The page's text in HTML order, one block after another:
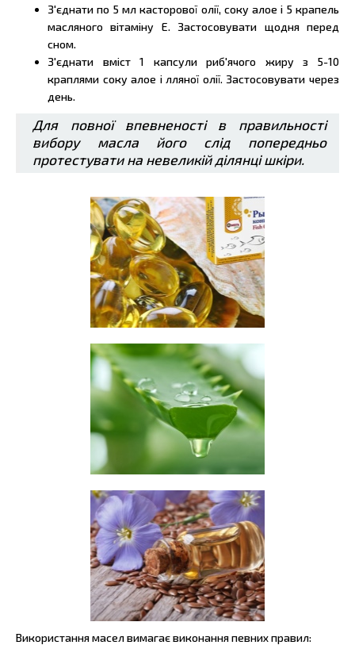
З'єднати по 5 мл касторової олії, соку алое і 5 крапель
масляного вітаміну Е. Застосовувати щодня перед
сном.
З'єднати вміст 1 капсули риб'ячого жиру з 5-10
краплями соку алое і лляної олії. Застосовувати через
день.
Для повної впевненості в правильності
вибору масла його слід попередньо
протестувати на невеликій ділянці шкіри.
Використання масел вимагає виконання певних правил: